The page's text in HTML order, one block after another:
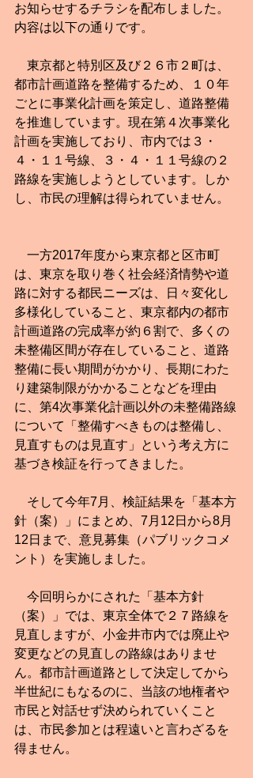
お知らせするチラシを配布しました。
内容は以下の通りです。
東京都と特別区及び２６市２町は、
都市計画道路を整備するため、１０年
ごとに事業化計画を策定し、道路整備
を推進しています。現在第４次事業化
計画を実施しており、市内では３・
４・１１号線、３・４・１１号線の２
路線を実施しようとしています。しか
し、市民の理解は得られていません。
一方2017年度から東京都と区市町
は、東京を取り巻く社会経済情勢や道
路に対する都民ニーズは、日々変化し
多様化していること、東京都内の都市
計画道路の完成率が約６割で、多くの
未整備区間が存在していること、道路
整備に長い期間がかかり、長期にわた
り建築制限がかかることなどを理由
に、第4次事業化計画以外の未整備路線
について「整備すべきものは整備し、
見直すものは見直す」という考え方に
基づき検証を行ってきました。
そして今年7月、検証結果を「基本方
針（案）」にまとめ、7月12日から8月
12日まで、意見募集（パブリックコメ
ント）を実施しました。
今回明らかにされた「基本方針
（案）」では、東京全体で２７路線を
見直しますが、小金井市内では廃止や
変更などの見直しの路線はありませ
ん。都市計画道路として決定してから
半世紀にもなるのに、当該の地権者や
市民と対話せず決められていくこと
は、市民参加とは程遠いと言わざるを
得ません。